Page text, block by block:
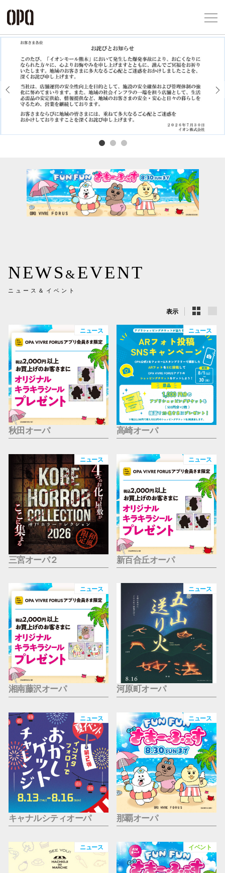
Previous
NEWS & EVENT
ニュース＆イベント
表示
ニュース
秋田オーパ
ニュース
高崎オーパ
ニュース
三宮オーパ２
ニュース
新百合丘オーパ
ニュース
湘南藤沢オーパ
ニュース
河原町オーパ
ニュース
キャナルシティオーパ
ニュース
那覇オーパ
ニュース イベント
企業情報
お問い合わせ
プライバシ
ソーシャル
横浜ビ